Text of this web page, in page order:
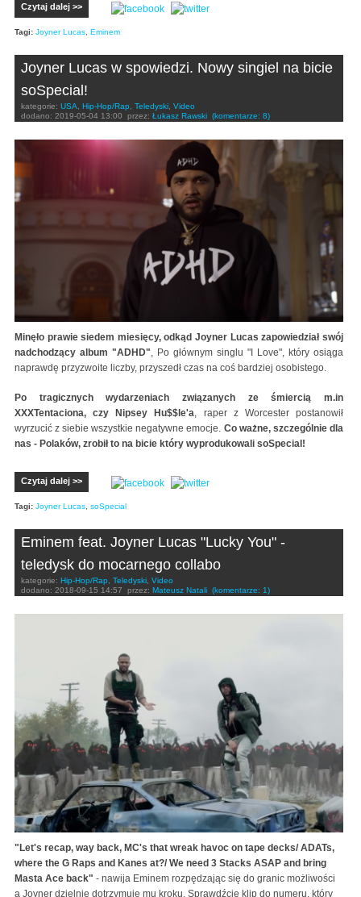
Czytaj dalej >>
Tagi: Joyner Lucas Eminem
Joyner Lucas w spowiedzi. Nowy singiel na bicie
soSpecial!
kategorie: USA Hip-Hop/Rap Teledyski Video
dodano: 2019-05-04 13:00 przez: Łukasz Rawski (komentarze: 8)
Minęło prawie siedem miesięcy, odkąd Joyner Lucas zapowiedział swój
nadchodzący album "ADHD", Po głównym singlu "I Love", który osiąga
naprawdę przyzwoite liczby, przyszedł czas na coś bardziej osobistego.
Po tragicznych wydarzeniach związanych ze śmiercią m.in
XXXTentaciona, czy Nipsey Hu$$le'a, raper z Worcester postanowił
wyrzucić z siebie wszystkie negatywne emocje. Co ważne, szczególnie dla
nas - Polaków, zrobił to na bicie który wyprodukowali soSpecial!
Czytaj dalej >>
Tagi: Joyner Lucas, soSpecial
Eminem feat. Joyner Lucas "Lucky You" -
teledysk do mocarnego collabo
kategorie: Hip-Hop/Rap, Teledyski, Video
dodano: 2018-09-15 14:57 przez: Mateusz Natali (komentarze: 1)
"Let's recap, way back, MC's that wreak havoc on tape decks/ ADATs,
where the G Raps and Kanes at?/ We need 3 Stacks ASAP and bring
Masta Ace back" - nawija Eminem rozpędzając się do granic możliwości
a Joyner dzielnie dotrzymuje mu kroku. Sprawdźcie klip do numeru, który